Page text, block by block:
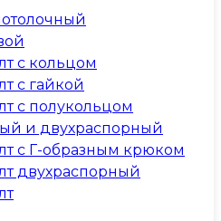
с кольцом
с гайкой
с полукольцом
и двухраспорный
с Г-образным крюком
двухраспорный